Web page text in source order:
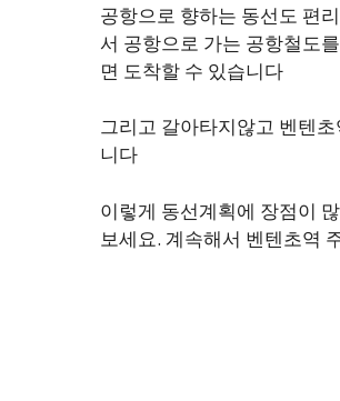
공항으로 향하는 동선도 편
서 공항으로 가는 공항철도
면 도착할 수 있습니다
그리고 갈아타지않고 벤텐
니다
이렇게 동선계획에 장점이
보세요. 계속해서 벤텐초역